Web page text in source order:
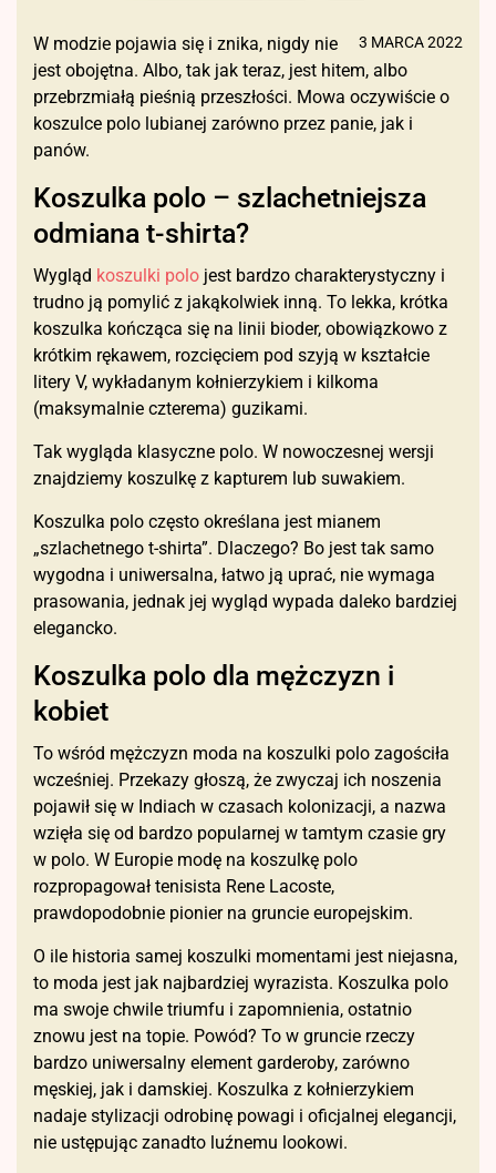
3 MARCA 2022
W modzie pojawia się i znika, nigdy nie
jest obojętna. Albo, tak jak teraz, jest hitem, albo
przebrzmiałą pieśnią przeszłości. Mowa oczywiście o
koszulce polo lubianej zarówno przez panie, jak i
panów.
Koszulka polo – szlachetniejsza
odmiana t-shirta?
Wygląd koszulki polo jest bardzo charakterystyczny i
trudno ją pomylić z jakąkolwiek inną. To lekka, krótka
koszulka kończąca się na linii bioder, obowiązkowo z
krótkim rękawem, rozcięciem pod szyją w kształcie
litery V, wykładanym kołnierzykiem i kilkoma
(maksymalnie czterema) guzikami.
Tak wygląda klasyczne polo. W nowoczesnej wersji
znajdziemy koszulkę z kapturem lub suwakiem.
Koszulka polo często określana jest mianem
„szlachetnego t-shirta”. Dlaczego? Bo jest tak samo
wygodna i uniwersalna, łatwo ją uprać, nie wymaga
prasowania, jednak jej wygląd wypada daleko bardziej
elegancko.
Koszulka polo dla mężczyzn i
kobiet
To wśród mężczyzn moda na koszulki polo zagościła
wcześniej. Przekazy głoszą, że zwyczaj ich noszenia
pojawił się w Indiach w czasach kolonizacji, a nazwa
wzięła się od bardzo popularnej w tamtym czasie gry
w polo. W Europie modę na koszulkę polo
rozpropagował tenisista Rene Lacoste,
prawdopodobnie pionier na gruncie europejskim.
O ile historia samej koszulki momentami jest niejasna,
to moda jest jak najbardziej wyrazista. Koszulka polo
ma swoje chwile triumfu i zapomnienia, ostatnio
znowu jest na topie. Powód? To w gruncie rzeczy
bardzo uniwersalny element garderoby, zarówno
męskiej, jak i damskiej. Koszulka z kołnierzykiem
nadaje stylizacji odrobinę powagi i oficjalnej elegancji,
nie ustępując zanadto luźnemu lookowi.